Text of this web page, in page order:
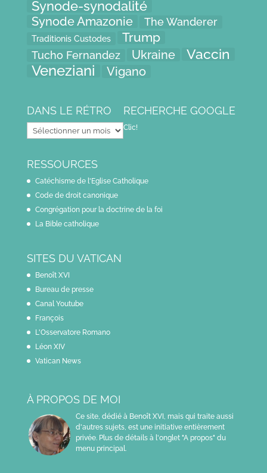
Synode-synodalité
Synode Amazonie The Wanderer
Traditionis Custodes Trump
Tucho Fernandez Ukraine Vaccin
Veneziani Vigano
DANS LE RÉTRO
Dans
le
RECHERCHE GOOGLE
Clic!
RESSOURCES
Catéchisme de l'Eglise Catholique
Code de droit canonique
Congrégation pour la doctrine de la foi
La Bible catholique
SITES DU VATICAN
Benoît XVI
Bureau de presse
Canal Youtube
François
L'Osservatore Romano
Léon XIV
Vatican News
À PROPOS DE MOI
Ce site, dédié à Benoît XVI, mais qui traite aussi
d'autres sujets, est une initiative entièrement
privée. Plus de détails à l'onglet "A propos" du
menu principal.